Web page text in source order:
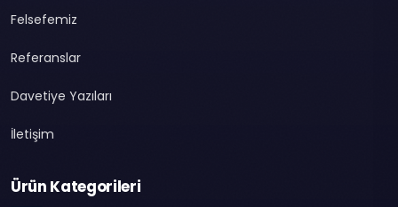
Felsefemiz
Referanslar
Davetiye Yazıları
İletişim
Ürün Kategorileri